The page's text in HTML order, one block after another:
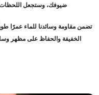
ضيوفك، وستجعل اللحظات
تضمن مقاومة وسائدنا للماء عمرًا
الخفيفة والحفاظ على مظهر